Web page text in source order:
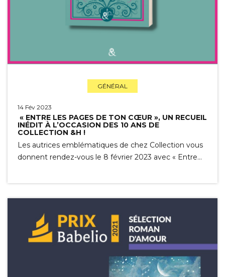
GÉNÉRAL
14 Fév 2023
« ENTRE LES PAGES DE TON CŒUR », UN RECUEIL
INÉDIT À L’OCCASION DES 10 ANS DE
COLLECTION &H !
Les autrices emblématiques de chez Collection vous
donnent rendez-vous le 8 février 2023 avec « Entre…